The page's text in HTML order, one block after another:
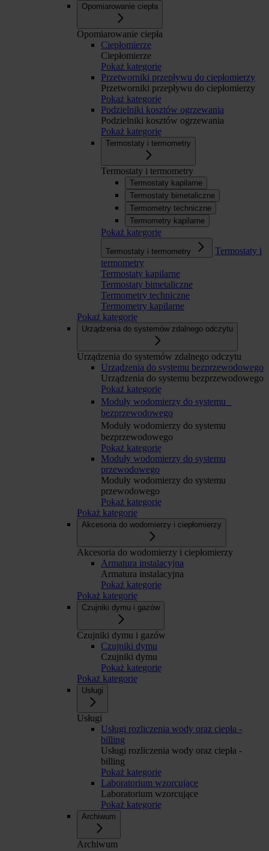
Opomiarowanie ciepła
Opomiarowanie ciepła
Ciepłomierze
Ciepłomierze
Pokaż kategorię
Przetworniki przepływu do ciepłomierzy
Przetworniki przepływu do ciepłomierzy
Pokaż kategorię
Podzielniki kosztów ogrzewania
Podzielniki kosztów ogrzewania
Pokaż kategorię
Termostaty i termometry
Termostaty i termometry
Termostaty kapilarne
Termostaty bimetaliczne
Termometry techniczne
Termometry kapilarne
Pokaż kategorię
Termostaty i termometry
Termostaty i
termometry
Termostaty kapilarne
Termostaty bimetaliczne
Termometry techniczne
Termometry kapilarne
Pokaż kategorię
Urządzenia do systemów zdalnego odczytu
Urządzenia do systemów zdalnego odczytu
Urządzenia do systemu bezprzewodowego
Urządzenia do systemu bezprzewodowego
Pokaż kategorię
Moduły wodomierzy do systemu
bezprzewodowego
Moduły wodomierzy do systemu
bezprzewodowego
Pokaż kategorię
Moduły wodomierzy do systemu
przewodowego
Moduły wodomierzy do systemu
przewodowego
Pokaż kategorię
Pokaż kategorię
Akcesoria do wodomierzy i ciepłomierzy
Akcesoria do wodomierzy i ciepłomierzy
Armatura instalacyjna
Armatura instalacyjna
Pokaż kategorię
Pokaż kategorię
Czujniki dymu i gazów
Czujniki dymu i gazów
Czujniki dymu
Czujniki dymu
Pokaż kategorię
Pokaż kategorię
Usługi
Usługi
Usługi rozliczenia wody oraz ciepła -
billing
Usługi rozliczenia wody oraz ciepła -
billing
Pokaż kategorię
Laboratorium wzorcujące
Laboratorium wzorcujące
Pokaż kategorię
Archiwum
Archiwum